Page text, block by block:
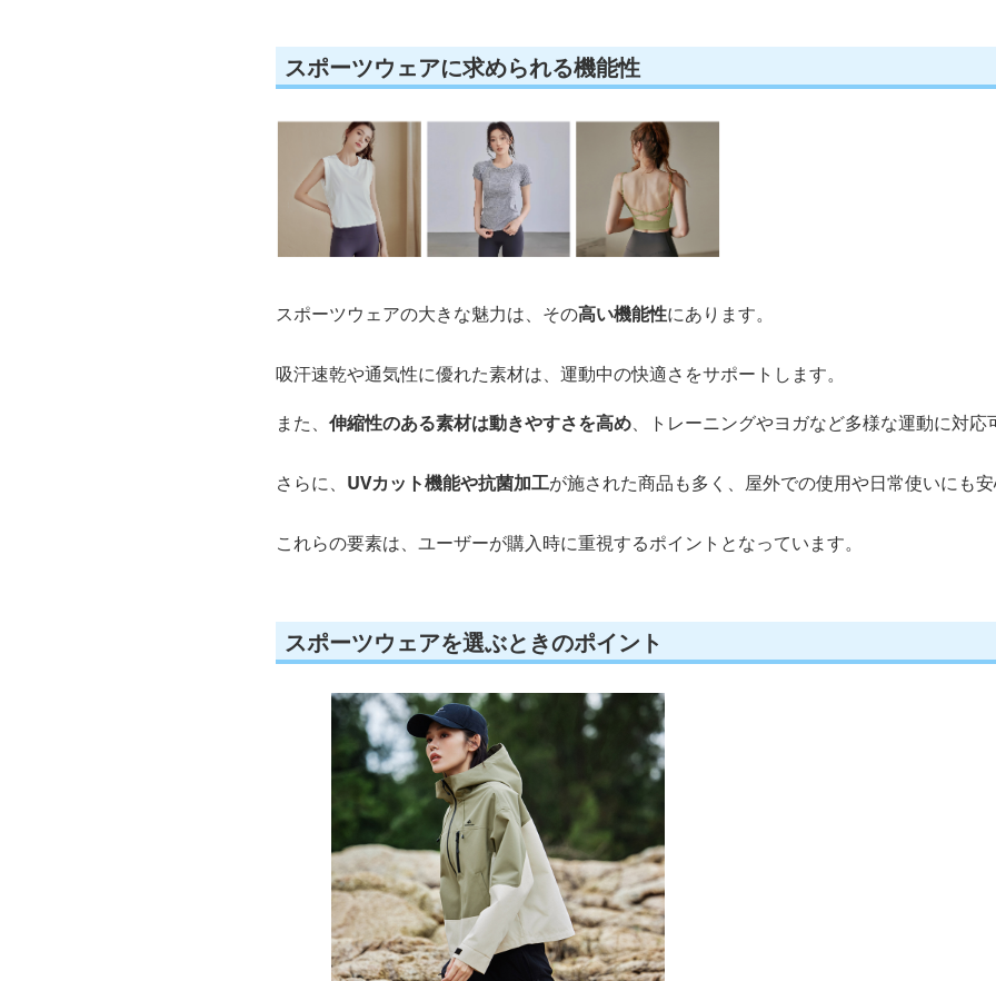
スポーツウェアに求められる機能性
スポーツウェアの大きな魅力は、その高い機能性にあります。
吸汗速乾や通気性に優れた素材は、運動中の快適さをサポートします。
また、 伸縮性のある素材は動きやすさを高め、トレーニングやヨガなど多様な運動に対応
さらに、 UVカット機能や抗菌加工が施された商品も多く、屋外での使用や日常使いにも
これらの要素は、ユーザーが購入時に重視するポイントとなっています。
スポーツウェアを選ぶときのポイント